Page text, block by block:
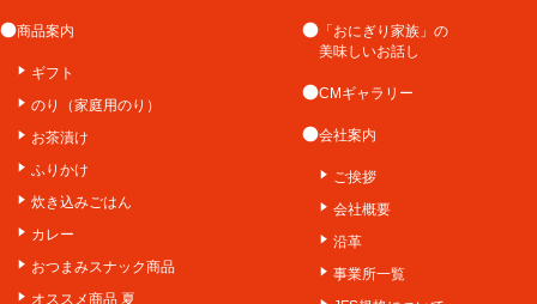
商品案内
ギフト
のり（家庭用のり）
お茶漬け
ふりかけ
炊き込みごはん
カレー
おつまみスナック商品
オススメ商品 夏
「おにぎり家族」の
美味しいお話し
CMギャラリー
会社案内
ご挨拶
会社概要
沿革
事業所一覧